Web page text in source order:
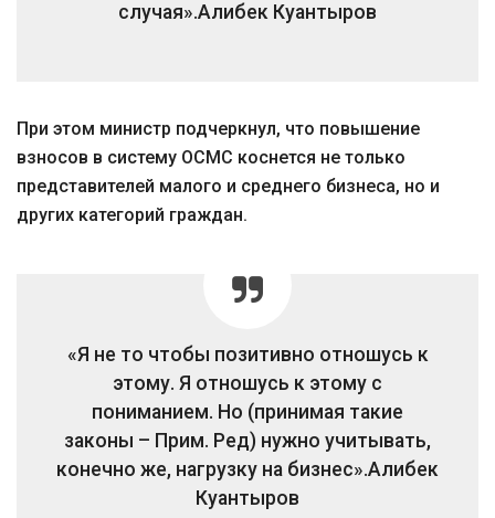
случая».Алибек Куантыров
При этом министр подчеркнул, что повышение
взносов в систему ОСМС коснется не только
представителей малого и среднего бизнеса, но и
других категорий граждан.
«Я не то чтобы позитивно отношусь к
этому. Я отношусь к этому с
пониманием. Но (принимая такие
законы – Прим. Ред) нужно учитывать,
конечно же, нагрузку на бизнес».Алибек
Куантыров